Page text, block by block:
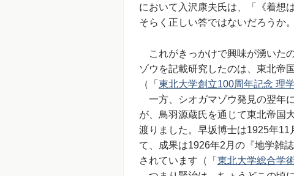
において入沢康夫氏は、「《着想
そらく正しい答ではないだろうか
これがきっかけで興味が湧いた
ゾウを記載研究したのは、東北帝
（「 東北大学創立100周年記念 理
一方、シオガマゾウ発見の翌年
が、鳥羽源蔵氏を通じて東北帝国
渡りました。早坂博士は1925年
て、成果は1926年2月の『地学雑
されています（「 東北大学総合学